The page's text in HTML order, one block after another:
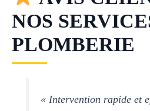
NOS
PLOMBERIE
« Intervention rapide et